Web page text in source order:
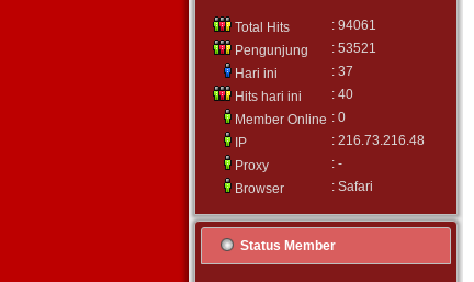
Total Hits
: 94061
Pengunjung
: 53521
Hari ini
: 37
Hits hari ini
: 40
Member Online : 0
IP
: 216.73.216.48
Proxy
: -
Browser
: Safari
Status Member